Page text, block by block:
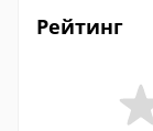
Рейтинг